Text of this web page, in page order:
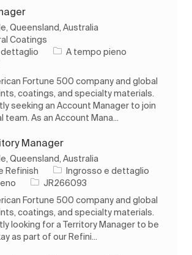
Queensland, Australia
Coatings
Tipo di lavoro
A tempo pieno
Fortune 500 company and global
coatings, and specialty materials.
seeking an Account Manager to join
team. As an Account Mana...
Manager
Queensland, Australia
Refinish
Categoria
Ingrosso e dettaglio
ID processo
JR266093
Fortune 500 company and global
coatings, and specialty materials.
looking for a Territory Manager to be
as part of our Refini...